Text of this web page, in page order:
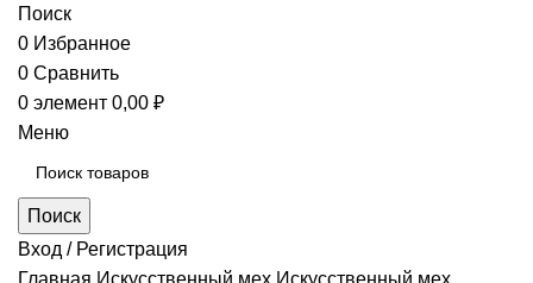
Поиск
0 Избранное
0 Сравнить
0 элемент 0,00 ₽
Меню
Поиск
Вход / Регистрация
Главная Искусственный мех Искусственный мех,